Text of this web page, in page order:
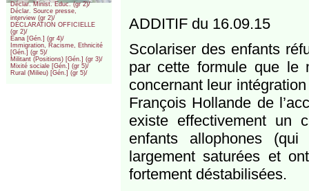
Déclar. Minist. Educ. (gr 2)/
Déclar. Source presse,
interview (gr 2)/
DÉCLARATION OFFICIELLE
(gr 2)/
Eana [Gén.] (gr 4)/
Immigration, Racisme, Ethnicité
[Gén.] (gr 5)/
Militant (Positions) [Gén.] (gr 3)/
Mixité sociale [Gén.] (gr 5)/
Rural (Milieu) [Gén.] (gr 5)/
ADDITIF du 16.09.15
Scolariser des enfants
par cette formule que le
concernant leur
François Hollande de
existe effectivement un
enfants allophones
largement saturées et
fortement déstabilisées.